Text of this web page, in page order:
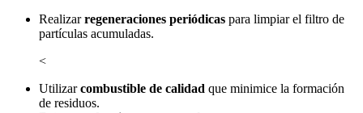
Realizarregeneraciones periódicas para limpiar el filtro de
partículas acumuladas.
<
Utilizarcombustible de calidad que minimice la formación
de residuos.